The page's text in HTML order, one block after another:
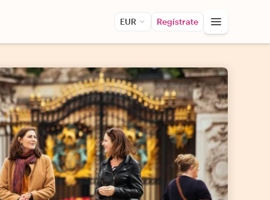
EUR Regístrate